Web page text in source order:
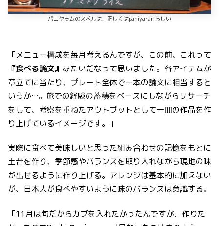
パニヤラムのスペルは、正しくはpaniyaramらしい
「メニュー構成を毎月考えるんですが、この前、これって
『食べる論文』 みたいだなって思いました。各アイテムが
章立てに当たり、プレート全体で一本の論文に相当すると
いうか…。旅での経験の蓄積をベースにしながらリサーチ
をして、考察を重ねたアウトプットとして一皿の作品を作
り上げているイメージです。」
実際に食べて美味しいと思った組み合わせの記憶をもとに
土台を作り、季節感やバランスを取り入れながら現地の味
が出せるように作り上げる。アレンジは基本的に加えない
が、日本人が食べやすいように味のバランスは意識する。
「11月は旬だからカブを入れたかったんですが、作りた